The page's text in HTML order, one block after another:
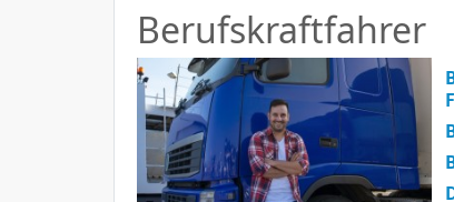
Berufskraftfahrer